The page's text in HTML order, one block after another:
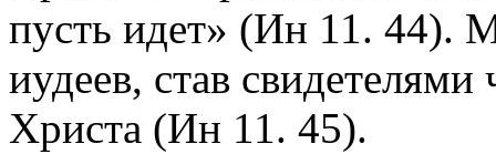
пусть идет» (Ин 11. 44).
иудеев, став
Христа (Ин 11. 45).